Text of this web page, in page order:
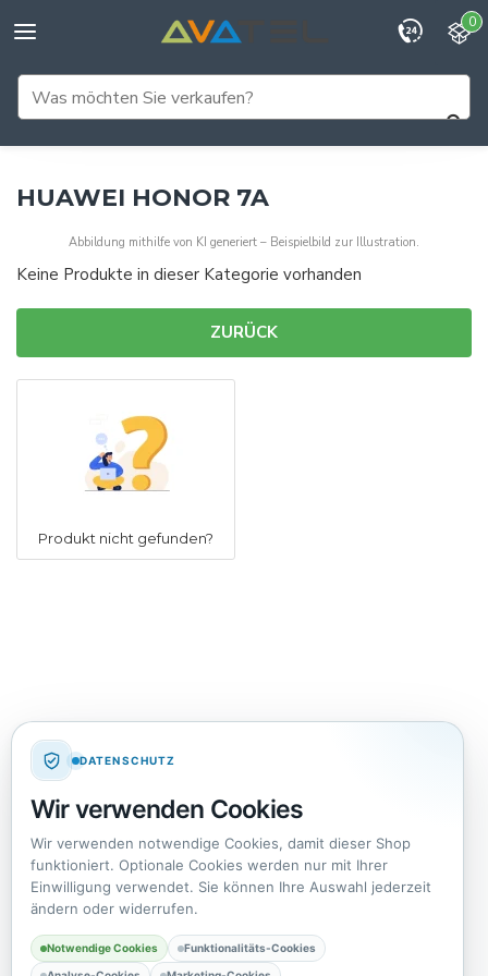
0
HUAWEI HONOR 7A
Abbildung mithilfe von KI generiert – Beispielbild zur Illustration.
Keine Produkte in dieser Kategorie vorhanden
ZURÜCK
Produkt nicht gefunden?
DATENSCHUTZ
Wir verwenden Cookies
Wir verwenden notwendige Cookies, damit dieser Shop
funktioniert. Optionale Cookies werden nur mit Ihrer
Einwilligung verwendet. Sie können Ihre Auswahl jederzeit
ändern oder widerrufen.
Notwendige Cookies Funktionalitäts-Cookies